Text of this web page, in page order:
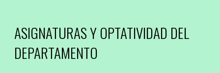
ASIGNATURAS Y OPTATIVIDAD DEL
DEPARTAMENTO